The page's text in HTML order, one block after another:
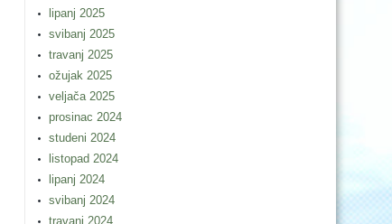
lipanj 2025
svibanj 2025
travanj 2025
ožujak 2025
veljača 2025
prosinac 2024
studeni 2024
listopad 2024
lipanj 2024
svibanj 2024
travanj 2024